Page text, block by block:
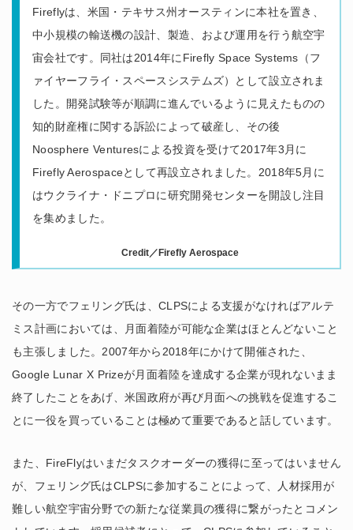
Fireflyは、米国・テキサス州オースティンに本社を置き、
中小規模の輸送機の設計、製造、および運用を行う航空宇
宙会社です。同社は2014年にFirefly Space Systems（フ
ァイヤーフライ・スペースシステムズ）として設立されま
した。開発試験等が順調に進んでいるように見えたものの
知的財産権に関する訴訟によって破産し、その後
Noosphere Venturesによる投資を受けて2017年3月に
Firefly Aerospaceとして再設立されました。2018年5月に
はウクライナ・ドニプロに研究開発センターを開設し注目
を集めました。
Credit／Firefly Aerospace
その一方でフェリング氏は、CLPSによる支援がなければアルテ
ミス計画においては、月面着陸が可能な企業はほとんどないこと
も主張しました。2007年から2018年にかけて開催された、
Google Lunar X Prizeが月面着陸を達成する企業が現れないまま
終了したことをあげ、米国政府が再び月面への挑戦を促進するこ
とに一役を買っていることは極めて重要であると話しています。
また、FireFlyはいまだタスクオーダーの獲得に至ってはいません
が、フェリング氏はCLPSに参加することによって、人材採用が
難しい航空宇宙分野での新たな従業員の獲得に繋がったとコメン